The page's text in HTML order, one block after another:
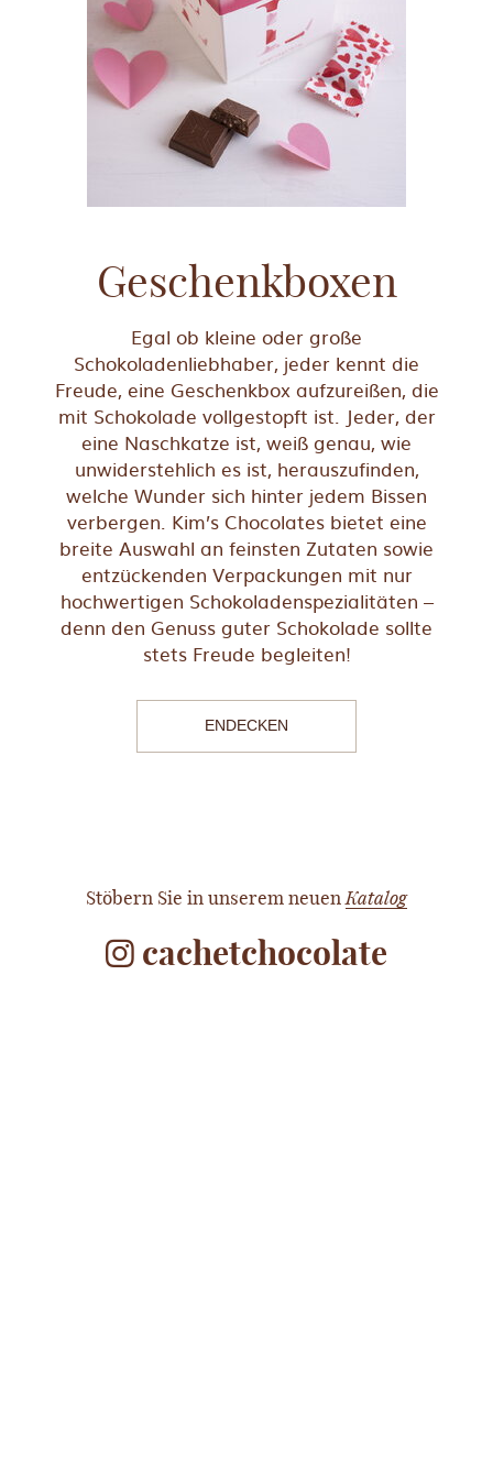
Geschenkboxen
Egal ob kleine oder große
Schokoladenliebhaber, jeder kennt die
Freude, eine Geschenkbox aufzureißen, die
mit Schokolade vollgestopft ist. Jeder, der
eine Naschkatze ist, weiß genau, wie
unwiderstehlich es ist, herauszufinden,
welche Wunder sich hinter jedem Bissen
verbergen. Kim’s Chocolates bietet eine
breite Auswahl an feinsten Zutaten sowie
entzückenden Verpackungen mit nur
hochwertigen Schokoladenspezialitäten –
denn den Genuss guter Schokolade sollte
stets Freude begleiten!
ENDECKEN
Stöbern Sie in unserem neuen Katalog
cachetchocolate